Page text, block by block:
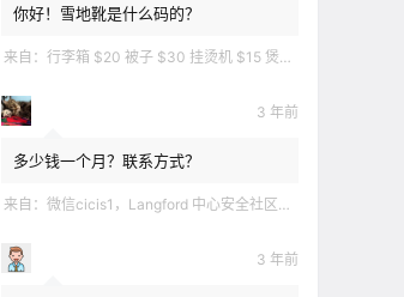
你好！雪地靴是什么码的？
来自： 行李箱 $20 被子 $30 挂烫机 $15 煲汤锅 $5 华夫饼机 $5 衣服 $5 雪地靴 $10 滑雪手套 $10 宜家衣物收纳 .
3 年前
多少钱一个月？联系方式？
来自： 微信cicis1，Langford 中心安全社区完全独立平地出入一室一厅一书房步行5分钟到公车站和商业圈 有后花园和.
3 年前